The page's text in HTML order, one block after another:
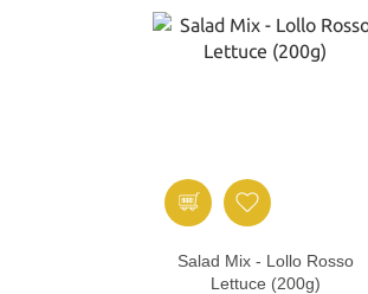
Salad Mix - Lollo Rosso
Lettuce (200g)